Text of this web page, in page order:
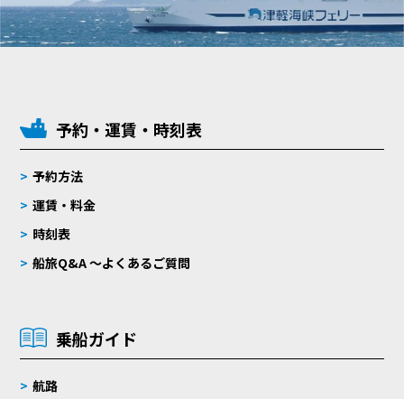
予約・運賃・時刻表
予約方法
運賃・料金
時刻表
船旅Q&A 〜よくあるご質問
乗船ガイド
航路